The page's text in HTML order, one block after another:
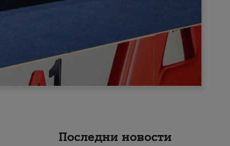
Последни новости